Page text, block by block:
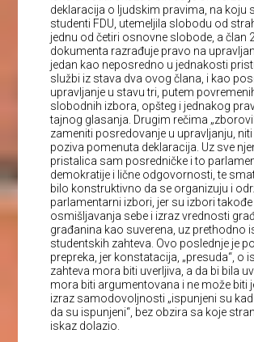
deklaracija o ljudskim pravima, na koju
studenti FDU, utemeljila slobodu od
jednu od četiri osnovne slobode, a član
dokumenta razrađuje pravo na
jedan kao neposredno u jednakosti
službi iz stava dva ovog člana, i kao
upravljanje u stavu tri, putem
slobodnih izbora, opšteg i jednakog
tajnog glasanja. Drugim rečima
zameniti posredovanje u upravljanju,
poziva pomenuta deklaracija . Uz sve
pristalica sam posredničke i to
demokratije i lične odgovornosti, te
bilo konstruktivno da se organizuju i
parlamentarni izbori, jer su izbori takođe
osmišljavanja sebe i izraz vrednosti
građanina kao suverena, uz prethodno
studentskih zahteva. Ovo poslednje je
prepreka, jer konstatacija, „presuda“, o
zahteva mora biti uverljiva, a da bi bila
mora biti argumentovana i ne može biti
izraz samodovoljnosti „ispunjeni su
da su ispunjeni“, bez obzira sa koje
iskaz dolazio.